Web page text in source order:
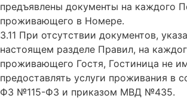
предъявлены документы на каждого
проживающего в Номере.
3.11 При отсутствии документов,
настоящем разделе Правил, на
проживающего Гостя, Гостиница не
предоставлять услуги проживания в
ФЗ №115-ФЗ и приказом МВД №435.